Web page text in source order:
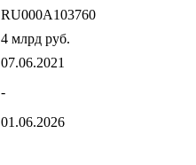
RU000A103760
4 млрд руб.
07.06.2021
-
01.06.2026